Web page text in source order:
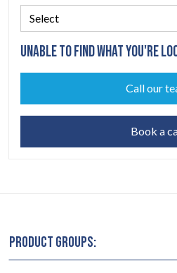
UNABLE TO FIND WHAT YOU'RE
Call our
Book a
PRODUCT GROUPS: